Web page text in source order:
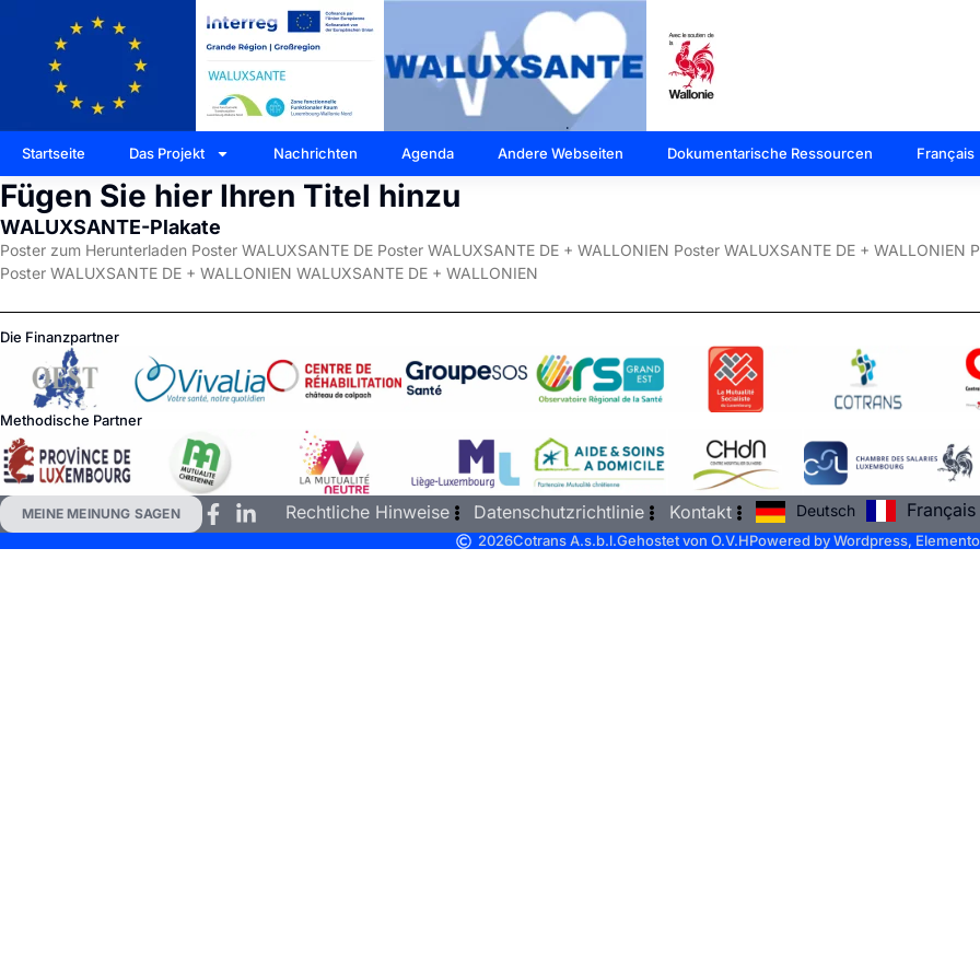
Startseite Das Projekt Nachrichten Agenda Andere Webseiten Dokumentarische Ressourcen Français
Fügen Sie hier Ihren Titel hinzu
WALUXSANTE-Plakate
Poster zum Herunterladen Poster WALUXSANTE DE Poster WALUXSANTE DE + WALLONIEN Poster WALUXSANTE DE + WALLONIEN
Poster WALUXSANTE DE + WALLONIEN WALUXSANTE DE + WALLONIEN
Die Finanzpartner
Methodische Partner
MEINE MEINUNG SAGEN Rechtliche Hinweise Datenschutzrichtlinie Kontakt Deutsch Français
2026Cotrans A.s.b.l.Gehostet von O.V.HPowered by Wordpress,